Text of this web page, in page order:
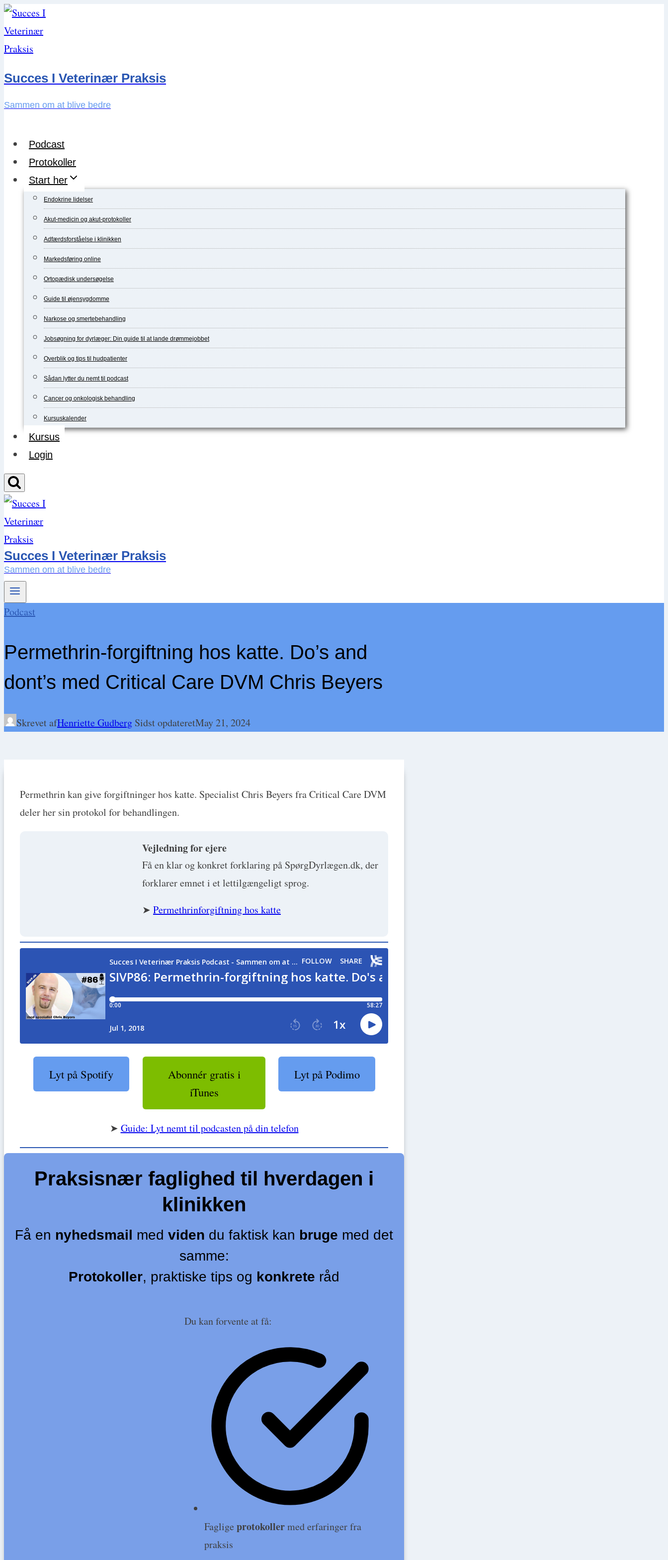
Skip
to
content
Succes I Veterinær Praksis
Sammen om at blive bedre
Podcast
Protokoller
Start her
Endokrine lidelser
Akut-medicin og akut-protokoller
Adfærdsforståelse i klinikken
Markedsføring online
Ortopædisk undersøgelse
Guide til øjensygdomme
Narkose og smertebehandling
Jobsøgning for dyrlæger: Din guide til at lande drømmejobbet
Overblik og tips til hudpatienter
Sådan lytter du nemt til podcast
Cancer og onkologisk behandling
Kursuskalender
Kursus
Login
Succes I Veterinær Praksis
Sammen om at blive bedre
Podcast
Permethrin-forgiftning hos katte. Do’s and
dont’s med Critical Care DVM Chris Beyers
Skrevet afHenriette Gudberg Sidst opdateretMay 21, 2024
Permethrin kan give forgiftninger hos katte. Specialist Chris Beyers fra Critical Care DVM
deler her sin protokol for behandlingen.
Vejledning for ejere
Få en klar og konkret forklaring på SpørgDyrlægen.dk, der
forklarer emnet i et lettilgængeligt sprog.
➤ Permethrinforgiftning hos katte
Lyt på Spotify
Abonnér gratis i
iTunes
Lyt på Podimo
➤ Guide: Lyt nemt til podcasten på din telefon
Praksisnær faglighed til hverdagen i
klinikken
Få en nyhedsmail med viden du faktisk kan bruge med det
samme:
Protokoller, praktiske tips og konkrete råd
Du kan forvente at få:
Faglige protokollermed erfaringer fra
praksis